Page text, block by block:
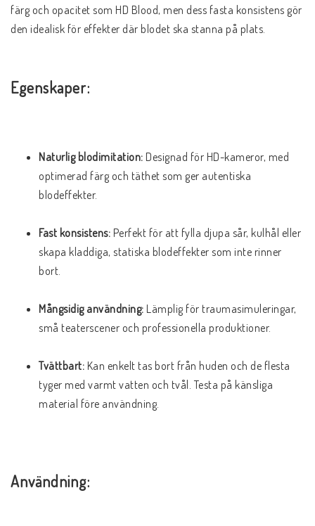
färg och opacitet som HD Blood, men dess fasta konsistens gör
den idealisk för effekter där blodet ska stanna på plats.
Egenskaper:
Naturlig blodimitation: Designad för HD-kameror, med
optimerad färg och täthet som ger autentiska
blodeffekter.
Fast konsistens: Perfekt för att fylla djupa sår, kulhål eller
skapa kladdiga, statiska blodeffekter som inte rinner
bort.
Mångsidig användning: Lämplig för traumasimuleringar,
små teaterscener och professionella produktioner.
Tvättbart: Kan enkelt tas bort från huden och de flesta
tyger med varmt vatten och tvål. Testa på känsliga
material före användning.
Användning: